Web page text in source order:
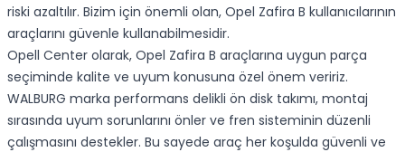
riski azaltılır. Bizim için önemli olan, Opel Zafira B kullanıcılarının
araçlarını güvenle kullanabilmesidir.
Opell Center olarak, Opel Zafira B araçlarına uygun parça
seçiminde kalite ve uyum konusuna özel önem veririz.
WALBURG marka performans delikli ön disk takımı, montaj
sırasında uyum sorunlarını önler ve fren sisteminin düzenli
çalışmasını destekler. Bu sayede araç her koşulda güvenli ve